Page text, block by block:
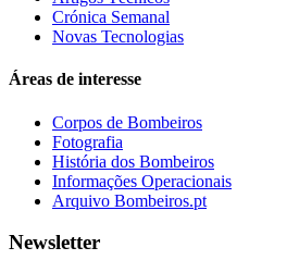
Crónica Semanal
Novas Tecnologias
Áreas de interesse
Corpos de Bombeiros
Fotografia
História dos Bombeiros
Informações Operacionais
Arquivo Bombeiros.pt
Newsletter